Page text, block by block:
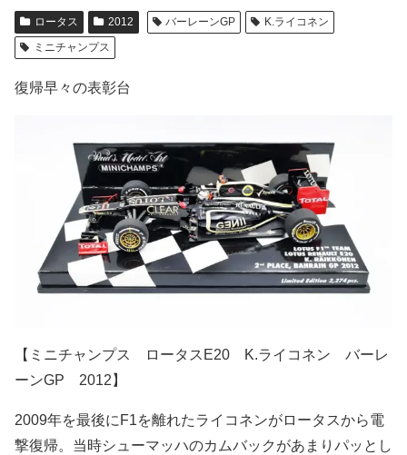
ロータス 2012 バーレーンGP
K.ライコネン
ミニチャンプス
復帰早々の表彰台
【ミニチャンプス ロータスE20 K.ライコネン バーレ
ーンGP 2012】
2009年を最後にF1を離れたライコネンがロータスから電
撃復帰。当時シューマッハのカムバックがあまりパッとし